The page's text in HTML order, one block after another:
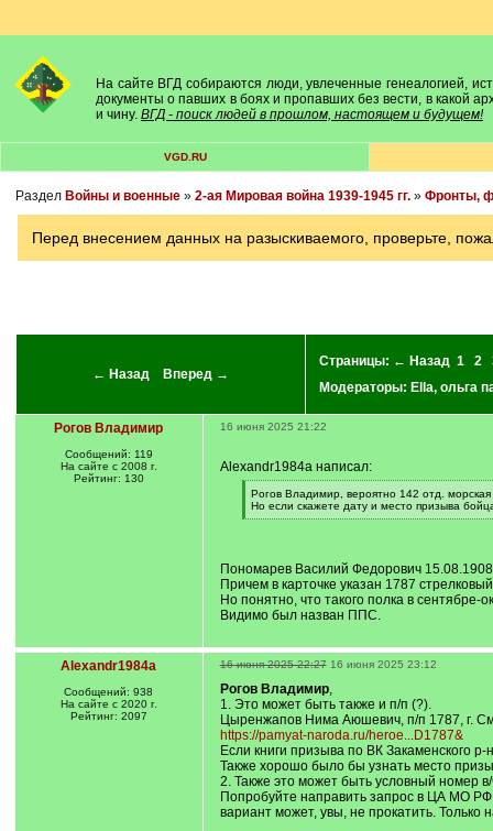
На сайте ВГД собираются люди, увлеченные генеалогией,
документы о павших в боях и пропавших без вести, в какой
и чину. ВГД - поиск людей в прошлом, настоящем и будущем!
VGD.RU
Раздел Войны и военные» 2-ая Мировая война 1939-1945 гг.» Фронты,
Перед внесением данных на разыскиваемого, проверьте,
← Назад Вперед →
Страницы: ← Назад 1 2
Модераторы: Ella, ольга
Рогов Владимир
Сообщений: 119
На сайте с 2008 г.
Рейтинг: 130
16 июня 2025 21:22
Alexandr1984a написал:
[
q
]
Рогов Владимир, вероятно 142 отд.
Но если скажете дату и место призыва
[
Пономарев Василий Федорович 15.08.1908
Причем в карточке указан 1787
Но понятно, что такого полка в сентябре-
Видимо был назван ППС.
Alexandr1984a
Сообщений: 938
На сайте с 2020 г.
Рейтинг: 2097
16 июня 2025 22:27 16 июня 2025 23:12
Рогов Владимир,
1. Это может быть также и п/п (?).
Цыренжапов Нима Аюшевич, п/п 1787, г.
https://pamyat-naroda.ru/heroe...D1787&
Если книги призыва по ВК Закаменского
Также хорошо было бы узнать место
2. Также это может быть условный номер в/
Попробуйте направить запрос в ЦА МО РФ
вариант может, увы, не прокатить. Только